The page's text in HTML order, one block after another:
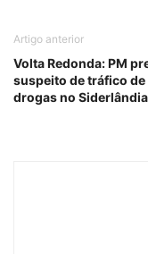
Artigo anterior
Volta Redonda: PM
suspeito de tráfico de
drogas no Siderlândia